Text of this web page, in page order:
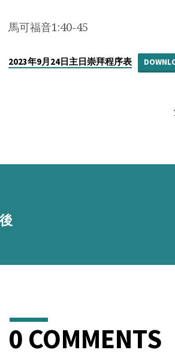
馬可福音1:40-45
2023年9月24日主日崇拜程序表
0 COMMENTS